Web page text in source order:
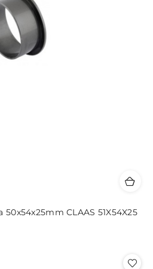
CLAAS 51X54X25